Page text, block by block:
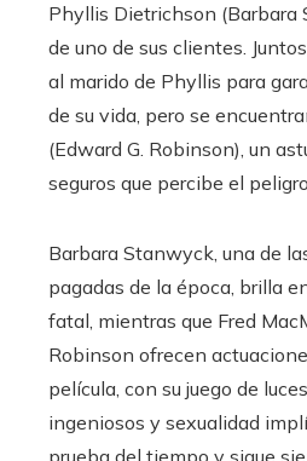
Phyllis Dietrichson (Barbara
de uno de sus clientes.
al marido de Phyllis para
de su vida, pero se
(Edward G. Robinson), un
seguros que percibe el
Barbara Stanwyck, una de
pagadas de la época, brilla
fatal, mientras que Fred
Robinson ofrecen
película, con su juego de
ingeniosos y sexualidad
prueba del tiempo y sigue